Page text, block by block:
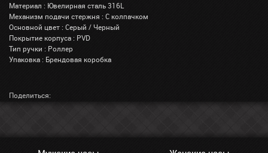
Материал : Ювелирная сталь 316L
Механизм подачи стержня : С колпачком
Основной цвет : Серый / Черный
Покрытие корпуса : PVD
Тип ручки : Роллер
Упаковка : Брендовая коробка
Поделиться: